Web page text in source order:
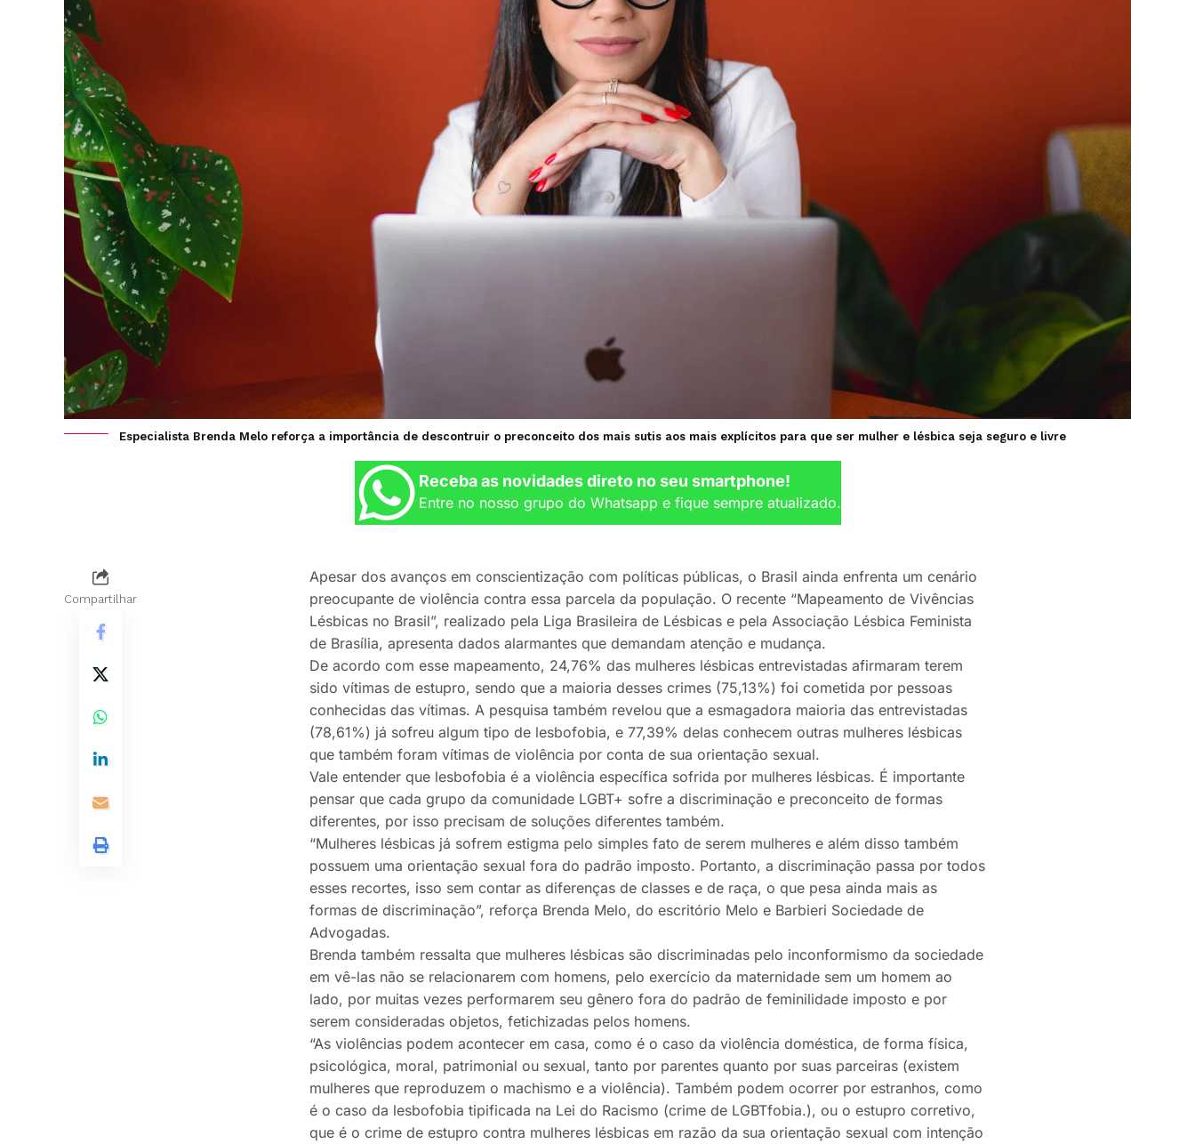
Especialista Brenda Melo reforça a importância de descontruir o preconceito dos mais sutis aos mais explícitos para que ser mulher e lésbica seja seguro e livre
Receba as novidades direto no seu smartphone!
Entre no nosso grupo do Whatsapp e fique sempre atualizado.
Compartilhar
Apesar dos avanços em conscientização com políticas públicas, o Brasil ainda enfrenta um cenário
preocupante de violência contra essa parcela da população. O recente “Mapeamento de Vivências
Lésbicas no Brasil”, realizado pela Liga Brasileira de Lésbicas e pela Associação Lésbica Feminista
de Brasília, apresenta dados alarmantes que demandam atenção e mudança.
De acordo com esse mapeamento, 24,76% das mulheres lésbicas entrevistadas afirmaram terem
sido vítimas de estupro, sendo que a maioria desses crimes (75,13%) foi cometida por pessoas
conhecidas das vítimas. A pesquisa também revelou que a esmagadora maioria das entrevistadas
(78,61%) já sofreu algum tipo de lesbofobia, e 77,39% delas conhecem outras mulheres lésbicas
que também foram vítimas de violência por conta de sua orientação sexual.
Vale entender que lesbofobia é a violência específica sofrida por mulheres lésbicas. É importante
pensar que cada grupo da comunidade LGBT+ sofre a discriminação e preconceito de formas
diferentes, por isso precisam de soluções diferentes também.
“Mulheres lésbicas já sofrem estigma pelo simples fato de serem mulheres e além disso também
possuem uma orientação sexual fora do padrão imposto. Portanto, a discriminação passa por todos
esses recortes, isso sem contar as diferenças de classes e de raça, o que pesa ainda mais as
formas de discriminação”, reforça Brenda Melo, do escritório Melo e Barbieri Sociedade de
Advogadas.
Brenda também ressalta que mulheres lésbicas são discriminadas pelo inconformismo da sociedade
em vê-las não se relacionarem com homens, pelo exercício da maternidade sem um homem ao
lado, por muitas vezes performarem seu gênero fora do padrão de feminilidade imposto e por
serem consideradas objetos, fetichizadas pelos homens.
“As violências podem acontecer em casa, como é o caso da violência doméstica, de forma física,
psicológica, moral, patrimonial ou sexual, tanto por parentes quanto por suas parceiras (existem
mulheres que reproduzem o machismo e a violência). Também podem ocorrer por estranhos, como
é o caso da lesbofobia tipificada na Lei do Racismo (crime de LGBTfobia.), ou o estupro corretivo,
que é o crime de estupro contra mulheres lésbicas em razão da sua orientação sexual com intenção